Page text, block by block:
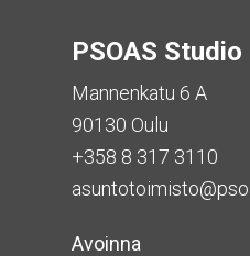
PSOAS Studio
Mannenkatu 6 A
90130 Oulu
+358 8 317 3110
Avoinna